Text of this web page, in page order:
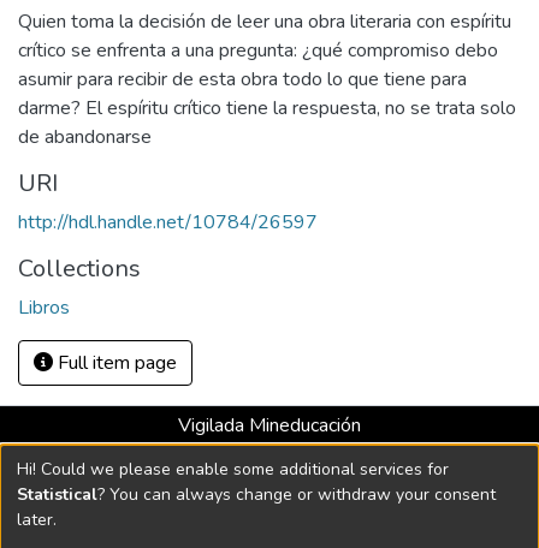
Quien toma la decisión de leer una obra literaria con espíritu
crítico se enfrenta a una pregunta: ¿qué compromiso debo
asumir para recibir de esta obra todo lo que tiene para
darme? El espíritu crítico tiene la respuesta, no se trata solo
de abandonarse
URI
http://hdl.handle.net/10784/26597
Collections
Libros
Full item page
Vigilada Mineducación
Universidad con Acreditación Institucional hasta 2026 -
Resolución MEN 2158 de 2018
Hi! Could we please enable some additional services for
Statistical? You can always change or withdraw your consent
later.